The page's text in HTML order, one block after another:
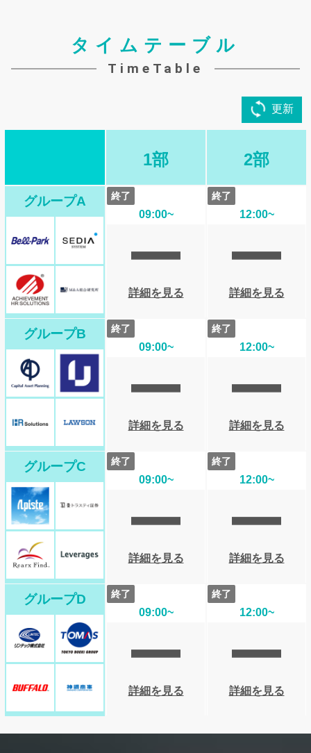
東京貿易グループ
ベルパーク
キャピタル・アセット・プランニング
アピステ ユーザックシステム
タイムテーブル
TimeTable
更新
1部 2部
グループA 終了
09:00~
詳細を見る
終了
12:00~
詳細を見る
グループB 終了
09:00~
詳細を見る
終了
12:00~
詳細を見る
グループC 終了
09:00~
詳細を見る
終了
12:00~
詳細を見る
グループD 終了
09:00~
詳細を見る
終了
12:00~
詳細を見る